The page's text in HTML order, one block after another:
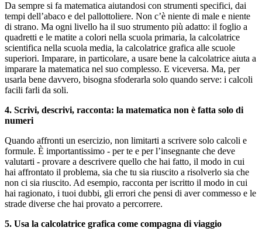
Da sempre si fa matematica aiutandosi con strumenti specifici, dai
tempi dell’abaco e del pallottoliere. Non c’è niente di male e niente
di strano. Ma ogni livello ha il suo strumento più adatto: il foglio a
quadretti e le matite a colori nella scuola primaria, la calcolatrice
scientifica nella scuola media, la calcolatrice grafica alle scuole
superiori. Imparare, in particolare, a usare bene la calcolatrice aiuta a
imparare la matematica nel suo complesso. E viceversa. Ma, per
usarla bene davvero, bisogna sfoderarla solo quando serve: i calcoli
facili farli da soli.
4. Scrivi, descrivi, racconta: la matematica non è fatta solo di
numeri
Quando affronti un esercizio, non limitarti a scrivere solo calcoli e
formule. È importantissimo - per te e per l’insegnante che deve
valutarti - provare a descrivere quello che hai fatto, il modo in cui
hai affrontato il problema, sia che tu sia riuscito a risolverlo sia che
non ci sia riuscito. Ad esempio, racconta per iscritto il modo in cui
hai ragionato, i tuoi dubbi, gli errori che pensi di aver commesso e le
strade diverse che hai provato a percorrere.
5. Usa la calcolatrice grafica come compagna di viaggio